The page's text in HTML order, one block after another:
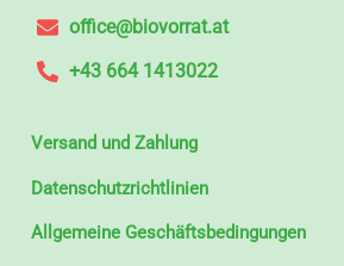
office@biovorrat.at
+43 664 1413022
Versand und Zahlung
Datenschutzrichtlinien
Allgemeine Geschäftsbedingungen